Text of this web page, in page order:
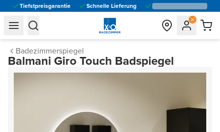
Tiefstpreisgarantie Schnelle Lieferung
general.navigation.toggle_menu.label
general.navigation.toggle_menu.label
Badezimmerspiegel
Balmani Giro Touch Badspiegel